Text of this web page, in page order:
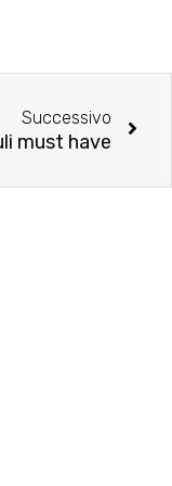
Successivo
must have